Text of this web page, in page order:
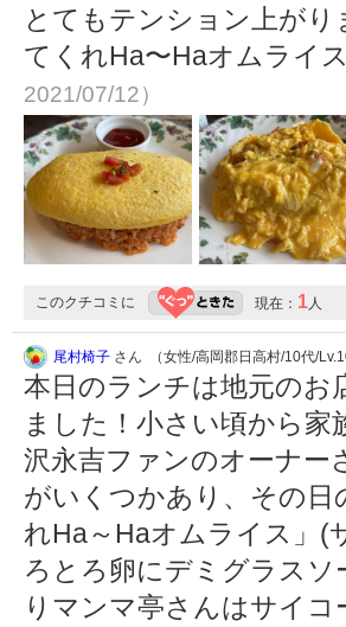
とてもテンション上が
てくれHa〜Haオムライ
2021/07/12）
このクチコミに 現在： 1人
尾村椅子 さん （女性/高岡郡日高村/10代/
本日のランチは地元のお
ました！小さい頃から
沢永吉ファンのオーナー
がいくつかあり、その日
れHa～Haオムライス」(
ろとろ卵にデミグラス
りマンマ亭さんはサイ